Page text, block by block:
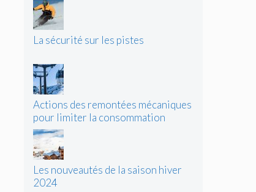
La sécurité sur les pistes
Actions des remontées mécaniques
pour limiter la consommation
d’énergie
Les nouveautés de la saison hiver
2024